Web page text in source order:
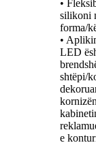
•
silikoni
forma/
•
LED
shtëpi/
e